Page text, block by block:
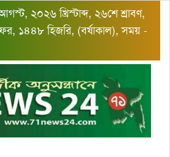
২০২৬ খ্রিস্টাব্দ, ২৬শে শ্রাবণ,
১৪৪৮ হিজরি, (বর্ষাকাল), সময় -